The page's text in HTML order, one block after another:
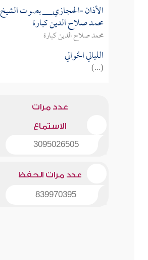
الأذان -الحجازي__ بصوت الشيخ
محمد صلاح الدين كبارة
محمد صلاح الدين كبارة
الليالي الخوالي
(...)
عدد مرات
الاستماع
3095026505
عدد مرات الحفظ
839970395